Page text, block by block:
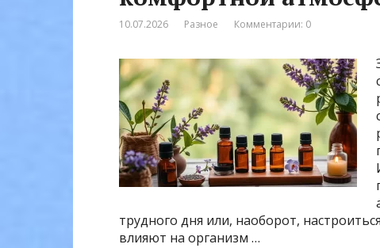
10.07.2026 Разное Комментарии: 0
трудного дня или, наоборот,
влияют на организм …